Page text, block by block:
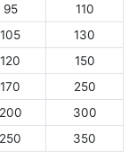
95
110
105
130
120
150
170
250
200
300
250 350